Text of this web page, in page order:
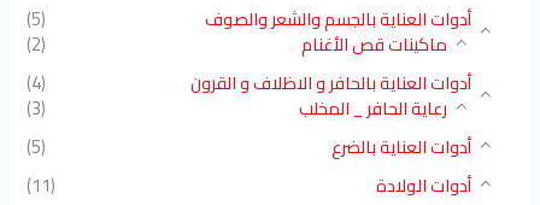
أدوات العناية بالجسم والشعر والصوف
(5)
ماكينات قص الأغنام
(2)
أدوات العناية بالحافر و الاظلاف و القرون
(4)
رعاية الحافر _ المخلب
(3)
أدوات العناية بالضرع
(5)
أدوات الولادة
(11)